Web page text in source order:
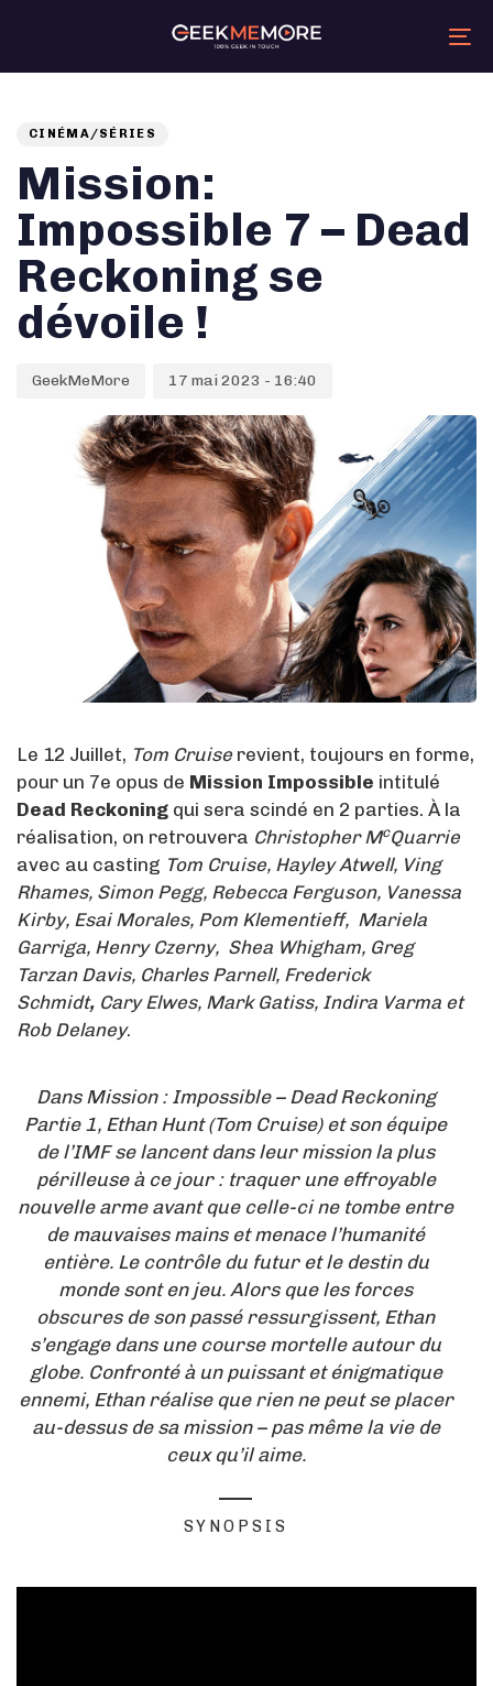
Skip
CINÉMA/SÉRIES
Mission:
Impossible 7 – Dead
Reckoning se
dévoile !
GeekMeMore 17 mai 2023 - 16:40
Le 12 Juillet, Tom Cruiserevient, toujours en forme,
pour un 7e opus de Mission Impossible intitulé
Dead Reckoning qui sera scindé en 2 parties. À la
réalisation, on retrouvera Christopher McQuarrie
avec au casting Tom Cruise, Hayley Atwell, Ving
Rhames, Simon Pegg, Rebecca Ferguson, Vanessa
Kirby, Esai Morales, Pom Klementieff, Mariela
Garriga, Henry Czerny, Shea Whigham, Greg
Tarzan Davis, Charles Parnell, Frederick
Schmidt, Cary Elwes, Mark Gatiss, Indira Varma et
Rob Delaney.
Dans Mission : Impossible – Dead Reckoning
Partie 1, Ethan Hunt (Tom Cruise) et son équipe
de l’IMF se lancent dans leur mission la plus
périlleuse à ce jour : traquer une effroyable
nouvelle arme avant que celle-ci ne tombe entre
de mauvaises mains et menace l’humanité
entière. Le contrôle du futur et le destin du
monde sont en jeu. Alors que les forces
obscures de son passé ressurgissent, Ethan
s’engage dans une course mortelle autour du
globe. Confronté à un puissant et énigmatique
ennemi, Ethan réalise que rien ne peut se placer
au-dessus de sa mission – pas même la vie de
ceux qu’il aime.
SYNOPSIS